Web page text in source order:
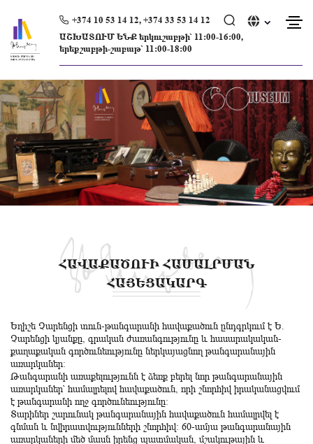
content
+374 10 53 14 12, +374 33 53 14 12
ԱՇԽԱՏՈՒՄ ԵՆՔ երկուշաբթի՝ 11։00-16։00,
երեքշաբթի-շաբաթ՝ 11։00-18։00
ՀԱՎԱՔԱԾՈՒԻ ՀԱՄԱԼՐՄԱՆ
ՀԱՅԵՑԱԿԱՐԳ
Եղիշե Չարենցի տուն-թանգարանի հավաքածուն ընդգրկում է Ե.
Չարենցի կյանքը, գրական ժառանգությունը և հասարակական-
քաղաքական գործունեությունը ներկայացնող թանգարանային
առարկաներ:
Թանգարանի առաքելությունն է ձեռք բերել նոր թանգարանային
առարկաներ՝ համալրելով հավաքածուն, որի շնորհիվ իրականացվում
է թանգարանի ողջ գործունեությունը:
Տարիներ շարունակ թանգարանային հավաքածուն համալրվել է
գնման և նվիրատվությունների շնորհիվ: 60-ամյա թանգարանային
առարկաների մեծ մասն իրենց պատմական, մշակութային և